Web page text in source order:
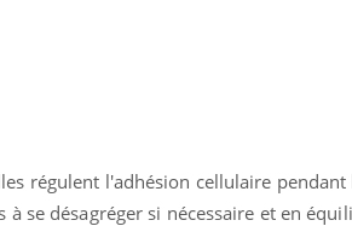
régulent l'adhésion cellulaire pendant
se désagréger si nécessaire et en